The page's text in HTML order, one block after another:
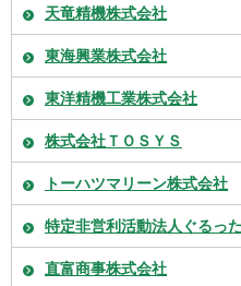
天竜精機株式会社
東海興業株式会社
東洋精機工業株式会社
株式会社ＴＯＳＹＳ
トーハツマリーン株式会社
特定非営利活動法人ぐるっ
直富商事株式会社